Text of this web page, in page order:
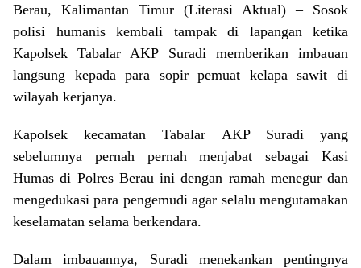
Berau, Kalimantan Timur (Literasi Aktual) – Sosok
polisi humanis kembali tampak di lapangan ketika
Kapolsek Tabalar AKP Suradi memberikan imbauan
langsung kepada para sopir pemuat kelapa sawit di
wilayah kerjanya.
Kapolsek kecamatan Tabalar AKP Suradi yang
sebelumnya pernah pernah menjabat sebagai Kasi
Humas di Polres Berau ini dengan ramah menegur dan
mengedukasi para pengemudi agar selalu mengutamakan
keselamatan selama berkendara.
Dalam imbauannya, Suradi menekankan pentingnya